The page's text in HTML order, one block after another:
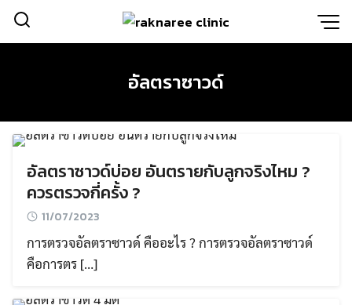
Skip
อัลตราซาวด์
อัลตราซาวด์บ่อย อันตรายกับลูกจริงไหม ?
ควรตรวจกี่ครั้ง ?
11/07/2023
การตรวจอัลตราซาวด์ คืออะไร ? การตรวจอัลตราซาวด์
คือการตร […]